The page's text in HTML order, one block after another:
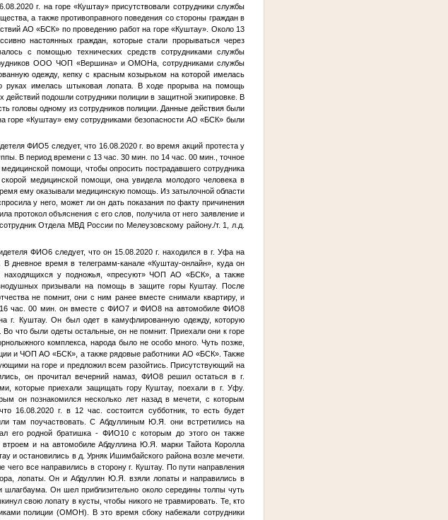
г. на горе «Куштау» присутствовали сотрудники службы
а также противоправного поведения со стороны граждан в
АО «БСК» по проведению работ на горе «Куштау». Около 13
настоянных граждан, которые стали прорываться через
с помощью технических средств сотрудниками службы
ООО ЧОП «Вершина» и ОМОНа, сотрудниками службы
одежду, кепку с красным козырьком на которой имелась
руках имелась штыковая лопата. В ходе прорыва на помощь
подошли сотрудники полиции в защитной экипировке. В
головы одному из сотрудников полиции. Данные действия были
горе «Куштау» ему сотрудниками безопасности АО «БСК» были
ФИО5 следует, что 16.08.2020 г. во время акций протеста у
В период времени с 13 час. 30 мин. по 14 час. 00 мин., точное
помощи, чтобы опросить пострадавшего сотрудника
медицинской помощи, она увидела молодого человека в
ему оказывали медицинскую помощь. Из затылочной области
у него, может ли он дать показания по факту причинения
протокол объяснения с его слов, получила от него заявление и
сотрудник Отдела МВД России по Мелеузовскому району./т. 1, л.д.
ФИО6 следует, что он 15.08.2020 г. находился в г. Уфа на
В дневное время в телеграмм-канале «Куштау-онлайн», куда он
находящихся у подножья, «пресуют» ЧОП АО «БСК», а также
призывали на помощь в защите горы Куштау. После
не помнит, они с ним ранее вместе снимали квартиру, и
16 час. 00 мин. он вместе сФИО7 и ФИО8на автомобилеФИО8
г. Куштау. Он был одет в камуфлированную одежду, которую
что были одеты остальные, он не помнит. Приехали они к горе
комплекса, народа было не особо много. Чуть позже,
и ЧОП АО «БСК», а также рядовые работники АО «БСК». Также
на горе и предложил всем разойтись. Присутствующий на
он прочитал вечерний намаз, ФИО8решил остаться в г.
которые приехали защищать гору Куштау, поехали в г. Уфу.
он познакомился несколько лет назад в мечети, с которым
16.08.2020 г. в 12 час. состоится субботник, то есть будет
там поучаствовать. С Абдуллиным Ю.Я. они встретились на
его родной братишка - ФИО10с которым до этого он также
и на автомобиле Абдуллина Ю.Я. марки Тайота Королла
и остановились в д. Урняк Ишимбайского района возле мечети.
все направились в сторону г. Куштау. По пути направления
лопаты. Он и Абдуллин Ю.Я. взяли лопаты и направились в
Он шел приблизительно около середины толпы чуть
свою лопату в кусты, чтобы никого не травмировать. Те, кто
полиции (ОМОН). В это время сбоку набежали сотрудники